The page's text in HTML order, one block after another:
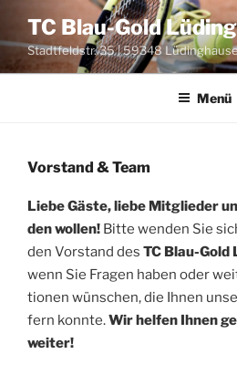
Inhalt
springen
TC Blau-Gold
Stadtfeldstr. 35 | 59348
Menü
Vorstand & Team
Lie­be Gäs­te, lie­be Mit­glie­der
den wol­len! Bit­te wen­den Sie
den Vor­stand des TC Blau-Gold
wenn Sie Fra­gen haben oder
tio­nen wün­schen, die Ihnen
fern konn­te.Wir hel­fen Ihnen
weiter!